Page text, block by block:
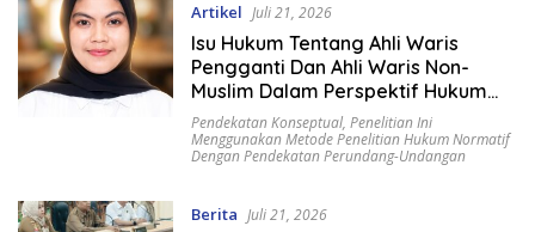
Artikel Juli 21, 2026
Isu Hukum Tentang Ahli Waris
Pengganti Dan Ahli Waris Non-
Muslim Dalam Perspektif Hukum
Waris Di Indonesia
Pendekatan Konseptual, Penelitian Ini
Menggunakan Metode Penelitian Hukum Normatif
Dengan Pendekatan Perundang-Undangan
Berita Juli 21, 2026